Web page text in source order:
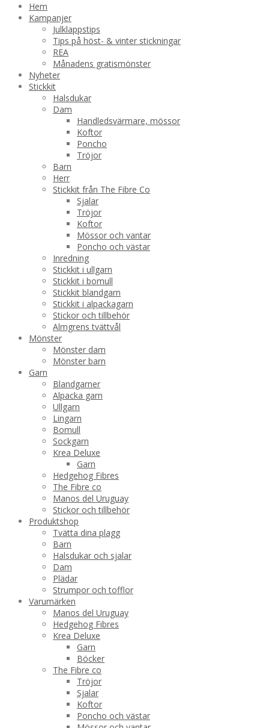
Hem
Kampanjer
Julklappstips
Tips på höst- & vinter stickningar
REA
Månadens gratismönster
Nyheter
Stickkit
Halsdukar
Dam
Handledsvärmare, mössor
Koftor
Poncho
Tröjor
Barn
Herr
Stickkit från The Fibre Co
Sjalar
Tröjor
Koftor
Mössor och vantar
Poncho och västar
Inredning
Stickkit i ullgarn
Stickkit i bomull
Stickkit blandgarn
Stickkit i alpackagarn
Stickor och tillbehör
Almgrens tvättvål
Mönster
Mönster dam
Mönster barn
Garn
Blandgarner
Alpacka garn
Ullgarn
Lingarn
Bomull
Sockgarn
Krea Deluxe
Garn
Hedgehog Fibres
The Fibre co
Manos del Uruguay
Stickor och tillbehör
Produktshop
Tvätta dina plagg
Barn
Halsdukar och sjalar
Dam
Plädar
Strumpor och tofflor
Varumärken
Manos del Uruguay
Hedgehog Fibres
Krea Deluxe
Garn
Böcker
The Fibre co
Tröjor
Sjalar
Koftor
Poncho och västar